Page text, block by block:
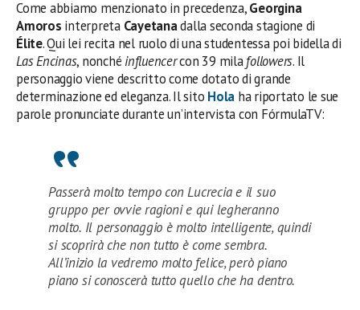
Come abbiamo menzionato in precedenza,Georgina
Amoros interpreta Cayetanadalla seconda stagione di
Élite. Qui lei recita nel ruolo di una studentessa poi bidella di
Las Encinas, nonché influencercon 39 milafollowers. Il
personaggio viene descritto come dotato di grande
determinazione ed eleganza. Il sito Hola ha riportato le sue
parole pronunciate durante un’intervista con FórmulaTV:
Passerà molto tempo con Lucrecia e il suo
gruppo per ovvie ragioni e qui legheranno
molto. Il personaggio è molto intelligente, quindi
si scoprirà che non tutto è come sembra.
All’inizio la vedremo molto felice, però piano
piano si conoscerà tutto quello che ha dentro.